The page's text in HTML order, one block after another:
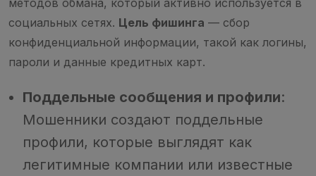
методов обмана, который активно используется в
социальных сетях. Цель фишинга — сбор
конфиденциальной информации, такой как логины,
пароли и данные кредитных карт.
Поддельные сообщения и профили:
Мошенники создают поддельные
профили, которые выглядят как
легитимные компании или известные